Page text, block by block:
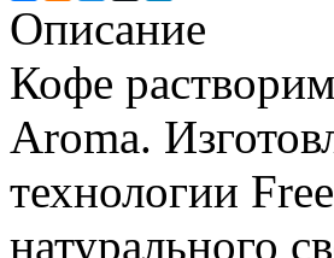
Описание
Кофе
Aroma.
технологии
натурального